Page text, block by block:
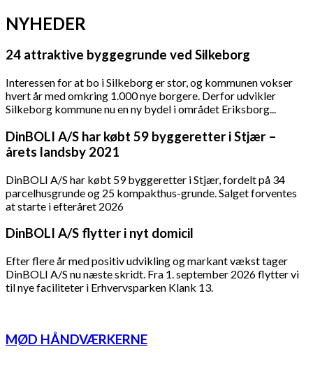
NYHEDER
24 attraktive byggegrunde ved Silkeborg
Interessen for at bo i Silkeborg er stor, og kommunen vokser
hvert år med omkring 1.000 nye borgere. Derfor udvikler
Silkeborg kommune nu en ny bydel i området Eriksborg...
DinBOLI A/S har købt 59 byggeretter i Stjær –
årets landsby 2021
DinBOLI A/S har købt 59 byggeretter i Stjær, fordelt på 34
parcelhusgrunde og 25 kompakthus-grunde. Salget forventes
at starte i efteråret 2026
DinBOLI A/S flytter i nyt domicil
Efter flere år med positiv udvikling og markant vækst tager
DinBOLI A/S nu næste skridt. Fra 1. september 2026 flytter vi
til nye faciliteter i Erhvervsparken Klank 13.
MØD HÅNDVÆRKERNE